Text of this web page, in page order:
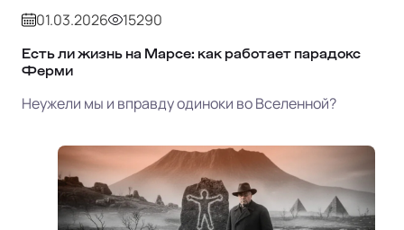
01.03.2026 15290
Есть ли жизнь на Марсе: как работает парадокс
Ферми
Неужели мы и вправду одиноки во Вселенной?